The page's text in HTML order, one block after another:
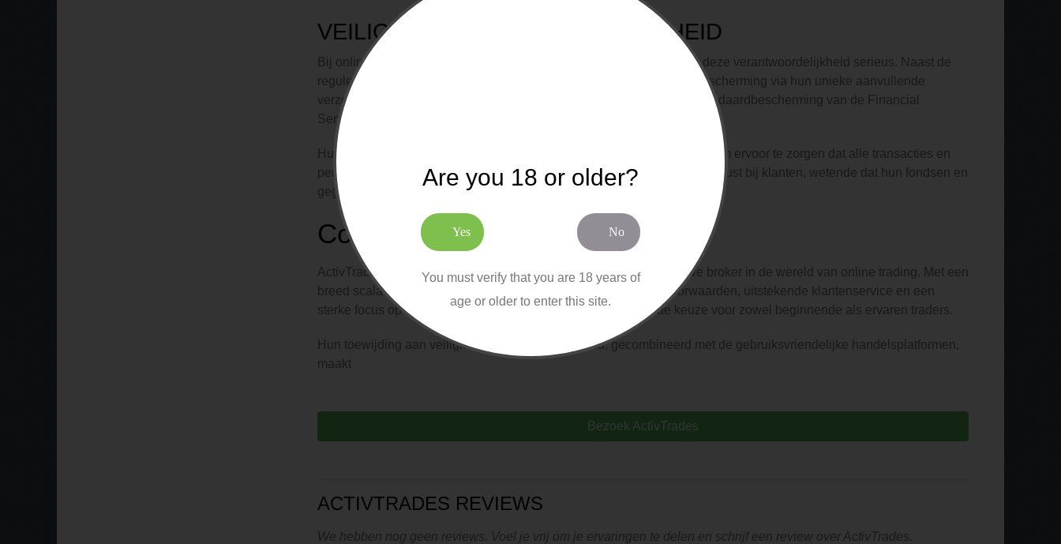
VEILIGHEID EN BETROUWBAARHEID
Bij online trading is veiligheid een topprioriteit, en ActivTrades neemt deze verantwoordelijkheid serieus. Naast de
regulering door de FCA, biedt ActivTrades zijn klanten aanvullende bescherming via hun unieke aanvullende
verzekering, die dekking biedt tot £1.000.000 per klant, bovenop de standaardbescherming van de Financial
Services Compensation Scheme (FSCS).
Hun platforms maken gebruik van de nieuwste encryptietechnologieën om ervoor te zorgen dat alle transacties en
persoonlijke informatie veilig worden behandeld. Dit zorgt voor gemoedsrust bij klanten, wetende dat hun fondsen en
gegevens goed beschermd zijn.
Conclusie
ActivTrades heeft naam gemaakt als een betrouwbare en innovatieve broker in de wereld van online trading. Met een
breed scala aan handelsinstrumenten, concurrerende handelsvoorwaarden, uitstekende klantenservice en een
sterke focus op klanteneducatie, is ActivTrades een uitstekende keuze voor zowel beginnende als ervaren traders.
Hun toewijding aan veiligheid en klanttevredenheid, gecombineerd met de gebruiksvriendelijke handelsplatformen,
maakt
Bezoek ActivTrades
ACTIVTRADES REVIEWS
We hebben nog geen reviews. Voel je vrij om je ervaringen te delen en schrijf een review over ActivTrades.
Are you 18 or older?
Yes No
You must verify that you are 18 years of
age or older to enter this site.